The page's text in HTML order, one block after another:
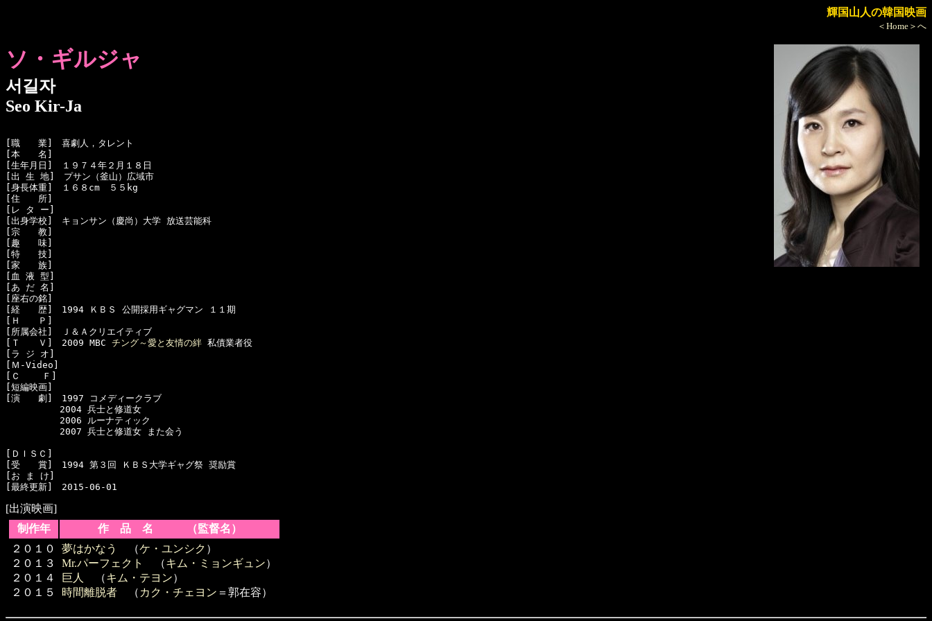
輝国山人の韓国映画
＜Home＞へ
ソ・ギルジャ
서길자
Seo Kir-Ja
[職　　業]　喜劇人，タレント
[本　　名]
[生年月日]　１９７４年２月１８日
[出 生 地]　プサン（釜山）広域市
[身長体重]　１６８cm　５５kg
[住　　所]
[レ タ ー]
[出身学校]　キョンサン（慶尚）大学 放送芸能科
[宗　　教]
[趣　　味]
[特　　技]
[家　　族]
[血 液 型]
[あ だ 名]
[座右の銘]
[経　　歴]　1994 ＫＢＳ 公開採用ギャグマン １１期
[Ｈ　　Ｐ]
[所属会社]　Ｊ＆Ａクリエイティブ
[Ｔ　　Ｖ]　2009 MBC チング～愛と友情の絆 私債業者役
[ラ ジ オ]
[Ｍ-Video]
[Ｃ    Ｆ]
[短編映画]
[演　　劇]　1997 コメディークラブ
2004 兵士と修道女
2006 ルーナティック
2007 兵士と修道女 また会う
[ＤＩＳＣ]
[受　　賞]　1994 第３回 ＫＢＳ大学ギャグ祭 奨励賞
[お ま け]
[出演映画]
制作年
作 品 名 （監督名）
２０１０
２０１３
２０１４
２０１５
夢はかなう （ケ・ユンシク ）
Mr.パーフェクト
（キム・ミョンギュン）
巨人
（キム・テヨン）
時間離脱者 （ カク・チェヨン ＝郭在容）